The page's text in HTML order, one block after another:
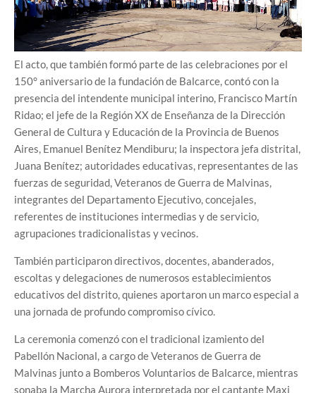
El acto, que también formó parte de las celebraciones por el
150° aniversario de la fundación de Balcarce, contó con la
presencia del intendente municipal interino, Francisco Martín
Ridao; el jefe de la Región XX de Enseñanza de la Dirección
General de Cultura y Educación de la Provincia de Buenos
Aires, Emanuel Benítez Mendiburu; la inspectora jefa distrital,
Juana Benítez; autoridades educativas, representantes de las
fuerzas de seguridad, Veteranos de Guerra de Malvinas,
integrantes del Departamento Ejecutivo, concejales,
referentes de instituciones intermedias y de servicio,
agrupaciones tradicionalistas y vecinos.
También participaron directivos, docentes, abanderados,
escoltas y delegaciones de numerosos establecimientos
educativos del distrito, quienes aportaron un marco especial a
una jornada de profundo compromiso cívico.
La ceremonia comenzó con el tradicional izamiento del
Pabellón Nacional, a cargo de Veteranos de Guerra de
Malvinas junto a Bomberos Voluntarios de Balcarce, mientras
sonaba la Marcha Aurora interpretada por el cantante Maxi